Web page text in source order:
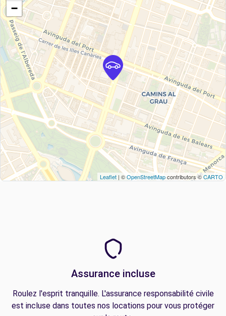
−
Leaflet | ©OpenStreetMapcontributors ©CARTO
Assurance incluse
Roulez l'esprit tranquille. L'assurance responsabilité civile
est incluse dans toutes nos locations pour vous protéger